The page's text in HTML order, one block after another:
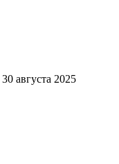
30 августа 2025